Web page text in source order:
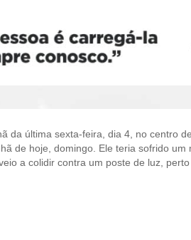
da última sexta-feira, dia 4, no centro
de hoje, domingo. Ele teria sofrido
a colidir contra um poste de luz,